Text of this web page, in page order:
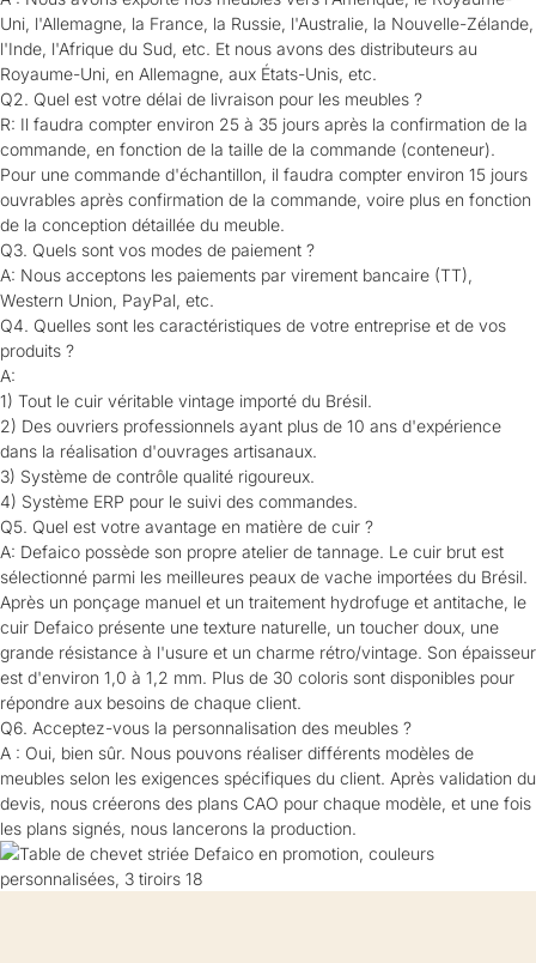
Uni, l'Allemagne, la France, la Russie, l'Australie, la Nouvelle-Zélande,
l'Inde, l'Afrique du Sud, etc. Et nous avons des distributeurs au
Royaume-Uni, en Allemagne, aux États-Unis, etc.
Q2. Quel est votre délai de livraison pour les meubles ?
R: Il faudra compter environ 25 à 35 jours après la confirmation de la
commande, en fonction de la taille de la commande (conteneur).
Pour une commande d'échantillon, il faudra compter environ 15 jours
ouvrables après confirmation de la commande, voire plus en fonction
de la conception détaillée du meuble.
Q3. Quels sont vos modes de paiement ?
A: Nous acceptons les paiements par virement bancaire (TT),
Western Union, PayPal, etc.
Q4. Quelles sont les caractéristiques de votre entreprise et de vos
produits ?
A:
1) Tout le cuir véritable vintage importé du Brésil.
2) Des ouvriers professionnels ayant plus de 10 ans d'expérience
dans la réalisation d'ouvrages artisanaux.
3) Système de contrôle qualité rigoureux.
4) Système ERP pour le suivi des commandes.
Q5. Quel est votre avantage en matière de cuir ?
A: Defaico possède son propre atelier de tannage. Le cuir brut est
sélectionné parmi les meilleures peaux de vache importées du Brésil.
Après un ponçage manuel et un traitement hydrofuge et antitache, le
cuir Defaico présente une texture naturelle, un toucher doux, une
grande résistance à l'usure et un charme rétro/vintage. Son épaisseur
est d'environ 1,0 à 1,2 mm. Plus de 30 coloris sont disponibles pour
répondre aux besoins de chaque client.
Q6. Acceptez-vous la personnalisation des meubles ?
A : Oui, bien sûr. Nous pouvons réaliser différents modèles de
meubles selon les exigences spécifiques du client. Après validation du
devis, nous créerons des plans CAO pour chaque modèle, et une fois
les plans signés, nous lancerons la production.